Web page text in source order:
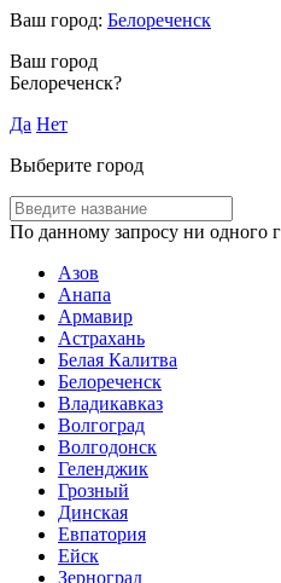
Ваш город: Белореченск
Ваш город
Белореченск?
Да Нет
Выберите город
По данному запросу ни одного
Азов
Анапа
Армавир
Астрахань
Белая Калитва
Белореченск
Владикавказ
Волгоград
Волгодонск
Геленджик
Грозный
Динская
Евпатория
Ейск
Зерноград